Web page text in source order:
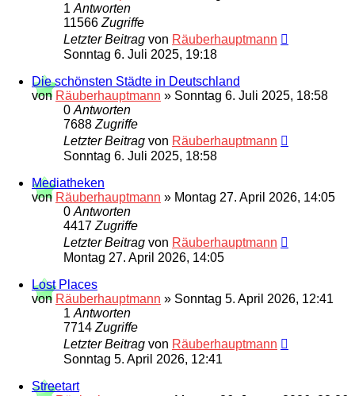
1 Antworten
11566 Zugriffe
Letzter Beitrag von Räuberhauptmann
Sonntag 6. Juli 2025, 19:18
Die schönsten Städte in Deutschland
von Räuberhauptmann » Sonntag 6. Juli 2025, 18:58
0 Antworten
7688 Zugriffe
Letzter Beitrag von Räuberhauptmann
Sonntag 6. Juli 2025, 18:58
Mediatheken
von Räuberhauptmann » Montag 27. April 2026, 14:05
0 Antworten
4417 Zugriffe
Letzter Beitrag von Räuberhauptmann
Montag 27. April 2026, 14:05
Lost Places
von Räuberhauptmann » Sonntag 5. April 2026, 12:41
1 Antworten
7714 Zugriffe
Letzter Beitrag von Räuberhauptmann
Sonntag 5. April 2026, 12:41
Streetart